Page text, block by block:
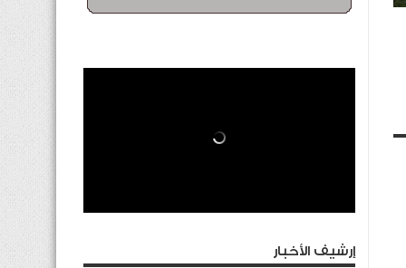
إرشيف الأخبار